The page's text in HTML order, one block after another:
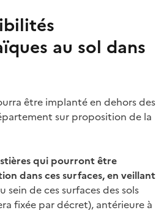
au sol dans
être implanté en dehors des
sur proposition de la
qui pourront être
dans ces surfaces, en veillant
de ces surfaces des sols
fixée par décret), antérieure à